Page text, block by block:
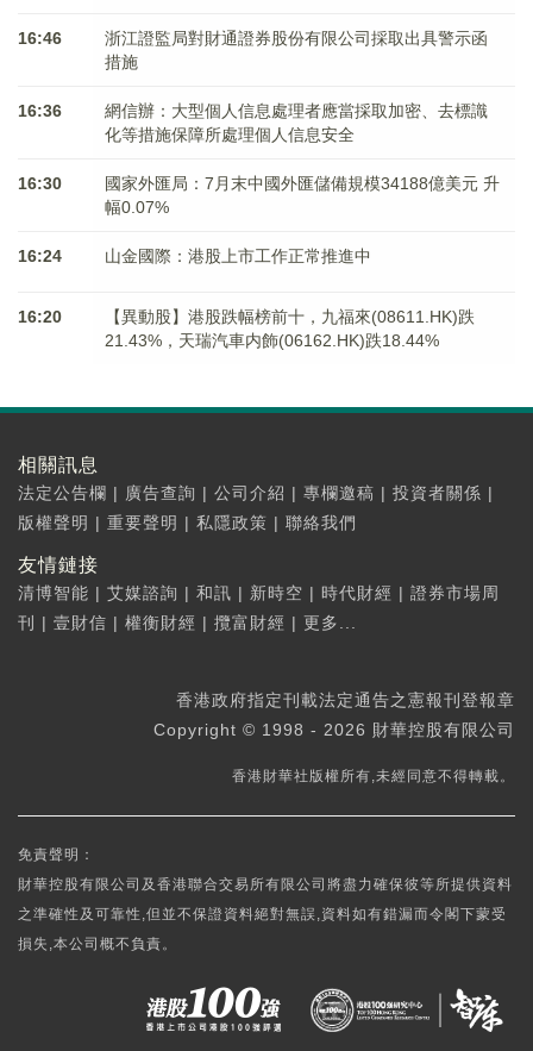
16:46
浙江證監局對財通證券股份有限公司採取出具警示函
措施
16:36
網信辦：大型個人信息處理者應當採取加密、去標識
化等措施保障所處理個人信息安全
16:30
國家外匯局：7月末中國外匯儲備規模34188億美元 升
幅0.07%
16:24 山金國際：港股上市工作正常推進中
16:20
【異動股】港股跌幅榜前十，九福來(08611.HK)跌
21.43%，天瑞汽車内飾(06162.HK)跌18.44%
相關訊息
法定公告欄 | 廣告查詢 | 公司介紹 | 專欄邀稿 | 投資者關係 |
版權聲明 | 重要聲明 | 私隱政策 | 聯絡我們
友情鏈接
清博智能 | 艾媒諮詢 | 和訊 | 新時空 | 時代財經 | 證券市場周
刊
| 壹財信 | 權衡財經 | 攬富財經 | 更多...
香港政府指定刊載法定通告之憲報刊登報章
Copyright © 1998 - 2026 財華控股有限公司
香港財華社版權所有,未經同意不得轉載。
免責聲明：
財華控股有限公司及香港聯合交易所有限公司將盡力確保彼等所提供資料
之準確性及可靠性,但並不保證資料絕對無誤,資料如有錯漏而令閣下蒙受
損失,本公司概不負責。